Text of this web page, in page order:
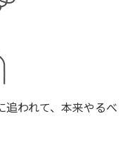
われて、本来やるべ